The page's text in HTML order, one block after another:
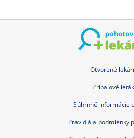
Otvorené
Príbalové
Súhrnné informácie
Pravidlá a podmienky